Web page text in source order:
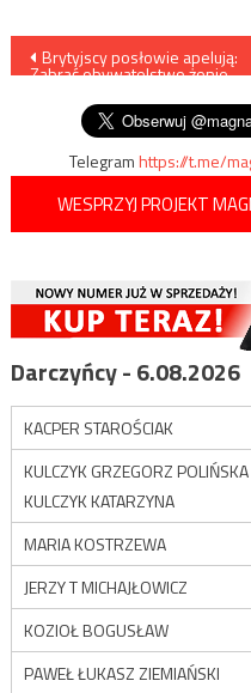
Nawigacja
wpisu
Brytyjscy posłowie apelują:
Zabrać obywatelstwo żonie
Telegramhttps://t.me/
WESPRZYJ PROJEKT
Darczyńcy - 6.08.2026
KACPER STAROŚCIAK
KULCZYK GRZEGORZ
KULCZYK KATARZYNA
MARIA KOSTRZEWA
JERZY T MICHAJŁOWICZ
KOZIOŁ BOGUSŁAW
PAWEŁ ŁUKASZ ZIEMIAŃSKI